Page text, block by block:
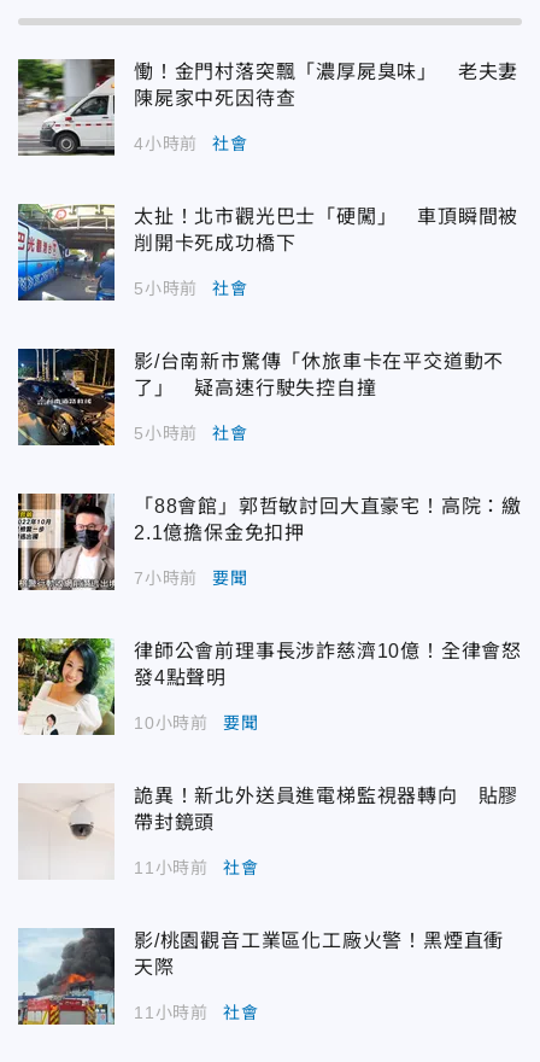
慟！金門村落突飄「濃厚屍臭味」 老夫妻
陳屍家中死因待查
4小時前 社會
太扯！北市觀光巴士「硬闖」 車頂瞬間被
削開卡死成功橋下
5小時前 社會
影/台南新市驚傳「休旅車卡在平交道動不
了」 疑高速行駛失控自撞
5小時前 社會
「88會館」郭哲敏討回大直豪宅！高院：繳
2.1億擔保金免扣押
7小時前 要聞
律師公會前理事長涉詐慈濟10億！全律會怒
發4點聲明
10小時前 要聞
詭異！新北外送員進電梯監視器轉向 貼膠
帶封鏡頭
11小時前 社會
影/桃園觀音工業區化工廠火警！黑煙直衝
天際
11小時前 社會